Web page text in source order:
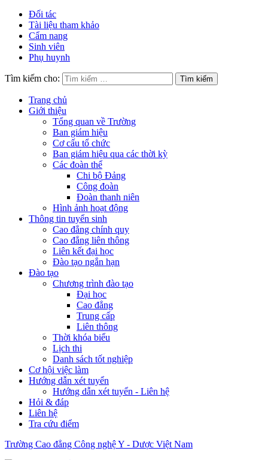
Đối tác
Tài liệu tham khảo
Cẩm nang
Sinh viên
Phụ huynh
Tìm kiếm cho:
Trang chủ
Giới thiệu
Tổng quan về Trường
Ban giám hiệu
Cơ cấu tổ chức
Ban giám hiệu qua các thời kỳ
Các đoàn thể
Chi bộ Đảng
Công đoàn
Đoàn thanh niên
Hình ảnh hoạt động
Thông tin tuyển sinh
Cao đẳng chính quy
Cao đẳng liên thông
Liên kết đại học
Đào tạo ngắn hạn
Đào tạo
Chương trình đào tạo
Đại học
Cao đẳng
Trung cấp
Liên thông
Thời khóa biểu
Lịch thi
Danh sách tốt nghiệp
Cơ hội việc làm
Hướng dẫn xét tuyển
Hướng dẫn xét tuyển - Liên hệ
Hỏi & đáp
Liên hệ
Tra cứu điểm
Trường Cao đẳng Công nghệ Y - Dược Việt Nam